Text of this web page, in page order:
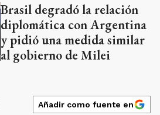
Brasil degradó la relación
diplomática con Argentina
y pidió una medida similar
al gobierno de Milei
Añadir como fuente en